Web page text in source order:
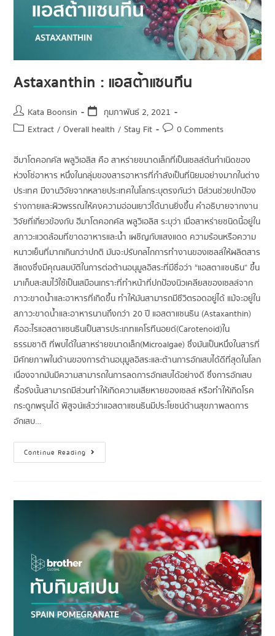
Astaxanthin : แอสต้าแซนทีน
Kata Boonsin
กุมภาพันธ์ 2, 2021
Extract / Overall health / Stay Fit 0 Comments
ฮีมาโตคอกคัส พลูวิเอลิส คือ สาหร่ายขนาดเล็กที่เป็นเซลล์ต้นกำเนิดของ
ห่วงโซ่อาหาร หนึ่งในกลุ่มของสารอาหารที่กำลังเป็นที่นิยมอย่างมากในต่าง
ประเทศ มีงานวิจัยจากหลายประเทศในโลกระบุตรงกันว่า มีส่วนช่วยปกป้อง
ร่างกายและผิวพรรณให้คงความอ่อนเยาว์ได้นานยิ่งขึ้น คำอธิบายจากงาน
วิจัยที่เกี่ยวข้องกับ ฮีมาโตคอกคัส พลูวิเอลิส ระบุว่า เมื่อสาหร่ายชนิดนี้อยู่ใน
สภาวะแวดล้อมที่ขาดอาหารและน้ำ เผชิญกับแสงแดด ความร้อนหรือความ
หนาวเย็นที่มากเกินกว่าปกติ มันจะปรับกลไกการทำงานของเซลล์ให้ผลิตสาร
สีแดงซึ่งมีคุณสมบัติในการต่อต้านอนุมูลอิสระที่มีชื่อว่า “แอสตาแซนธิน” ขึ้น
มาเก็บสะสมไว้ใช้เป็นเสมือนเกราะที่ทำหน้าที่ปกป้องนิวเคลียสของเซลล์จาก
ภาวะขาดน้ำและอาหารที่เกิดขึ้น ทำให้มันสามารถมีชีวิตรอดอยู่ได้ แม้จะอยู่ใน
สภาวะขาดน้ำและอาหารนานถึงกว่า 20 ปี แอสตาแซนธิน (Astaxanthin)
คืออะไรแอสตาแซนธินเป็นสารประเภทแคโรทีนอยด์(Carotenoid)ใน
ธรรมชาติ ที่พบได้ในสาหร่ายขนาดเล็ก(Microalgae) ซึ่งมันเป็นหนึ่งในสารที่
มีศักยภาพในด้านของการต้านอนุมูลอิสระและต้านการอักเสบได้ดีที่สุดในโลก
เนื่องจากมันมีความสามารถในการลดการอักเสบได้อย่างดี ซึ่งการอักเสบ
เรื้อรังนั้นสามารถมีส่วนทำให้เกิดความเสียหายของเซลล์ หรือทำให้เกิดโรค
กระดูกพรุนได้ พิสูจน์แล้วว่าแอสตาแซนธินมีประโยชน์ด้านสุขภาพลดการ
อักเสบ…
Continue Reading